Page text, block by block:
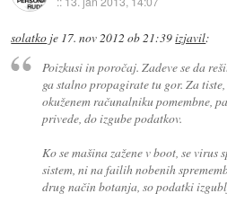
solatko je 17. nov 2012 ob 21:39izjavil:
Poizkusi in poročaj. Zadeve se da
ga stalno propagirate tu gor. Za
okuženem računalniku pomembne,
privede, do izgube podatkov.
Ko se mašina zažene v boot, se virus
sistem, ni na failih nobenih
drug način botanja, so podatki